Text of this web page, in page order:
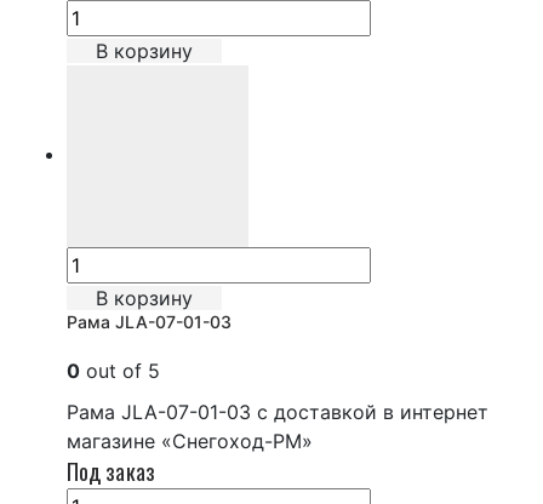
В корзину
В корзину
Рама JLA-07-01-03
0 out of 5
Рама JLA-07-01-03 с доставкой в интернет
магазине «Снегоход-РМ»
Под заказ